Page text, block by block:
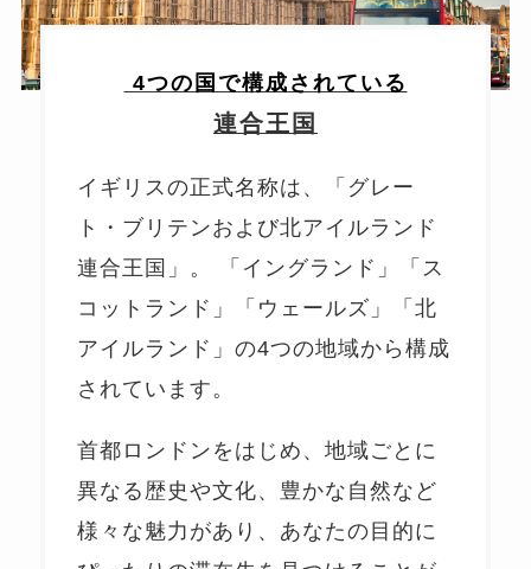
4つの国で構成されている
連合王国
イギリスの正式名称は、「グレー
ト・ブリテンおよび北アイルランド
連合王国」。 「イングランド」「ス
コットランド」「ウェールズ」「北
アイルランド」の4つの地域から構成
されています。
首都ロンドンをはじめ、地域ごとに
異なる歴史や文化、豊かな自然など
様々な魅力があり、あなたの目的に